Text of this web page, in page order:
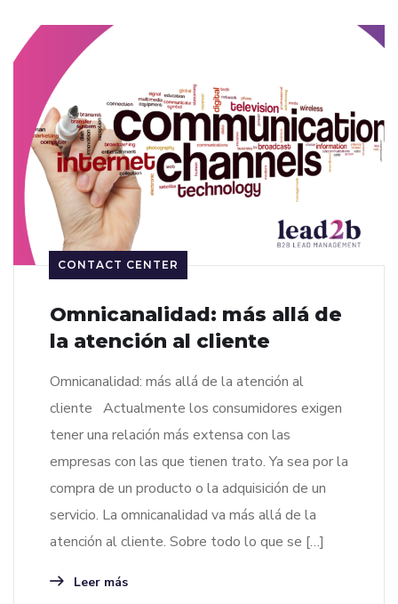
CONTACT CENTER
Omnicanalidad: más allá de
la atención al cliente
Omnicanalidad: más allá de la atención al
cliente Actualmente los consumidores exigen
tener una relación más extensa con las
empresas con las que tienen trato. Ya sea por la
compra de un producto o la adquisición de un
servicio. La omnicanalidad va más allá de la
atención al cliente. Sobre todo lo que se […]
Leer más